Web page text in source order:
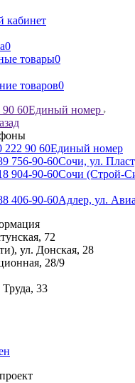
кабинет
0
товары0
товаров0
90 60Единый номер
222 90 60Единый номер
756-90-60Сочи, ул.
904-90-60Сочи (Строй-
406-90-60Адлер, ул.
72
ул. Донская, 28
28/9
33